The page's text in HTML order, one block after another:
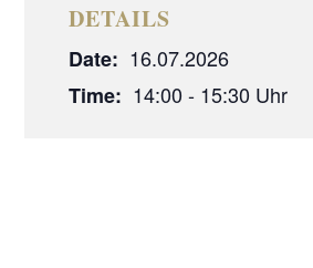
DETAILS
Date: 16.07.2026
Time: 14:00 - 15:30